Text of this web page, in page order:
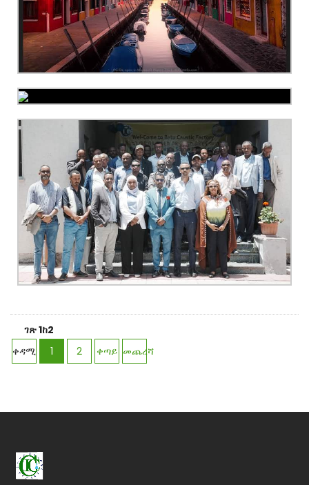
ኮርፖሬሽኑ የ2016 በጀት ዓመት ዕቅድ አፈጻጸሙን
የኢትዮጵያ ኢንቨስትመንት ሆልዲንግ
ገጽ 1ከ2
ቀዳሚ
1 2 ቀጣይ መጨረሻ